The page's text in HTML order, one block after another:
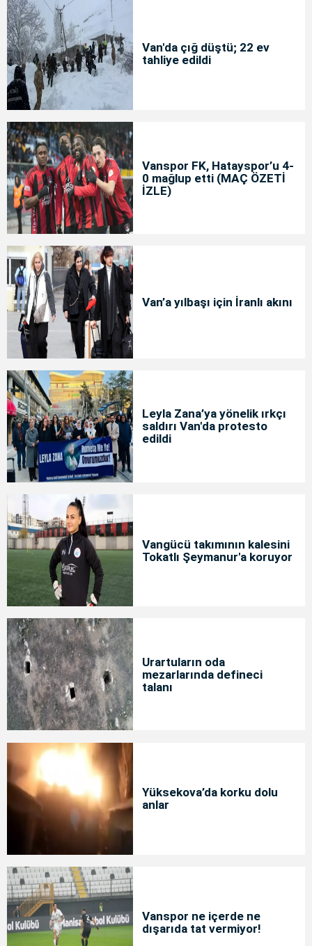
Van'da çığ düştü; 22 ev
tahliye edildi
Vanspor FK, Hatayspor’u 4-
0 mağlup etti (MAÇ ÖZETİ
İZLE)
Van’a yılbaşı için İranlı akını
Leyla Zana’ya yönelik ırkçı
saldırı Van'da protesto
edildi
Vangücü takımının kalesini
Tokatlı Şeymanur'a koruyor
Urartuların oda
mezarlarında defineci
talanı
Yüksekova’da korku dolu
anlar
Vanspor ne içerde ne
dışarıda tat vermiyor!